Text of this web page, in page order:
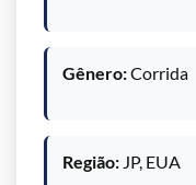
Gênero:Corrida
Região: JP, EUA